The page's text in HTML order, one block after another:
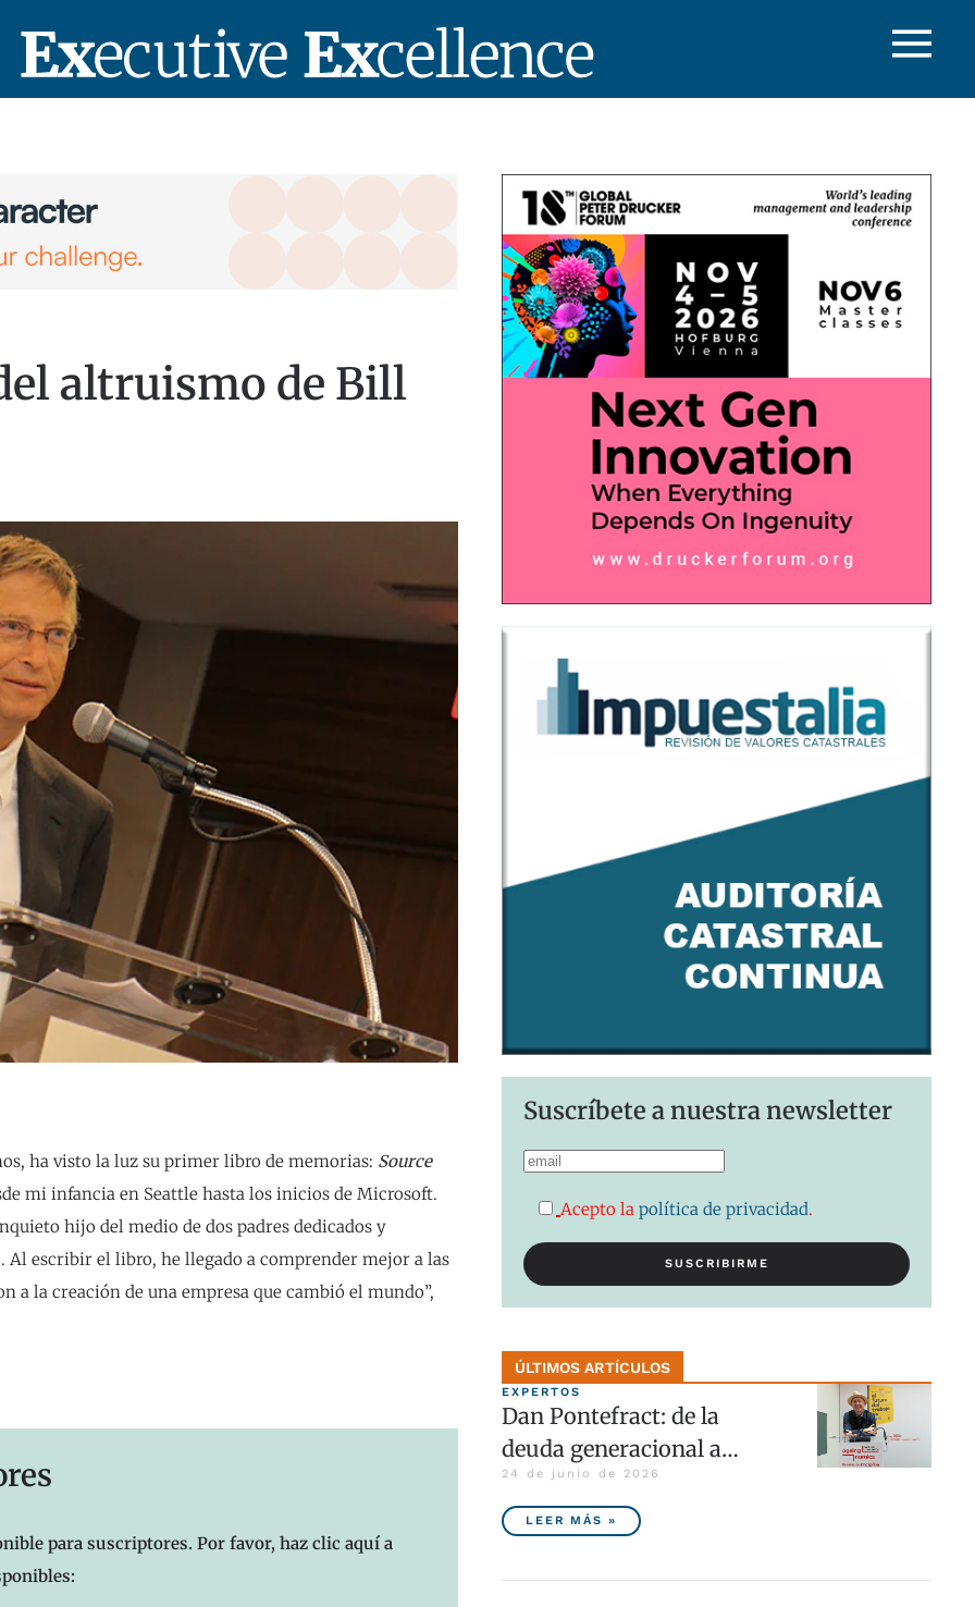
altruismo de Bill
ha visto la luz su primer libro de memorias: Source
mi infancia en Seattle hasta los inicios de Microsoft.
hijo del medio de dos padres dedicados y
escribir el libro, he llegado a comprender mejor a las
a la creación de una empresa que cambió el mundo”,
para suscriptores. Por favor, haz clic aquí a
Suscríbete a nuestra newsletter
Acepto lapolítica de privacidad.
ÚLTIMOS ARTÍCULOS
EXPERTOS
Dan Pontefract: de la
deuda generacional a…
24 de junio de 2026
LEER MÁS »